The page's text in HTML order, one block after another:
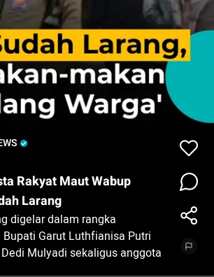
Rakyat Maut Wabup
Larang
digelar dalam rangka
Garut Luthfianisa Putri
Mulyadi sekaligus anggota